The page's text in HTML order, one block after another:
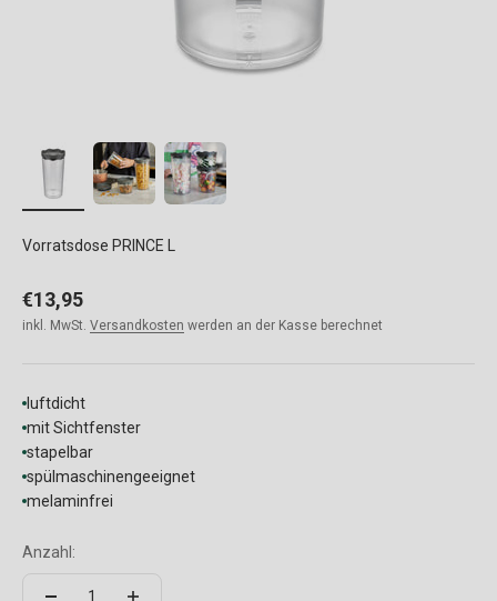
Vorratsdose PRINCE L
Angebot
€13,95
inkl. MwSt. Versandkosten werden an der Kasse berechnet
luftdicht
mit Sichtfenster
stapelbar
spülmaschinengeeignet
melaminfrei
Anzahl: